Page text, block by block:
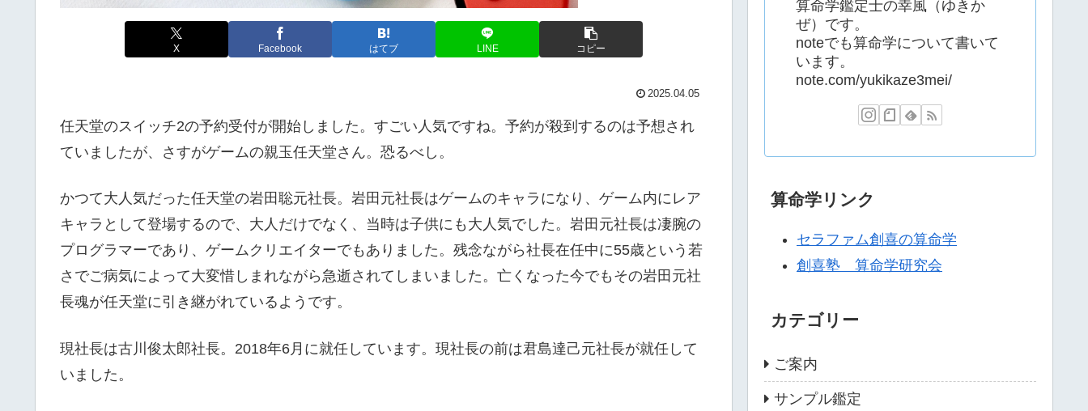
X Facebook はてブ LINE コピー
2025.04.05
任天堂のスイッチ2の予約受付が開始しました。すごい人気ですね。予約が殺到するのは予想され
ていましたが、さすがゲームの親玉任天堂さん。恐るべし。
かつて大人気だった任天堂の岩田聡元社長。岩田元社長はゲームのキャラになり、ゲーム内にレア
キャラとして登場するので、大人だけでなく、当時は子供にも大人気でした。岩田元社長は凄腕の
プログラマーであり、ゲームクリエイターでもありました。残念ながら社長在任中に55歳という若
さでご病気によって大変惜しまれながら急逝されてしまいました。亡くなった今でもその岩田元社
長魂が任天堂に引き継がれているようです。
現社長は古川俊太郎社長。2018年6月に就任しています。現社長の前は君島達己元社長が就任して
いました。
算命学鑑定士の幸風（ゆきか
ぜ）です。
noteでも算命学について書いて
います。
note.com/yukikaze3mei/
算命学リンク
セラファム創喜の算命学
創喜塾 算命学研究会
カテゴリー
ご案内
サンプル鑑定